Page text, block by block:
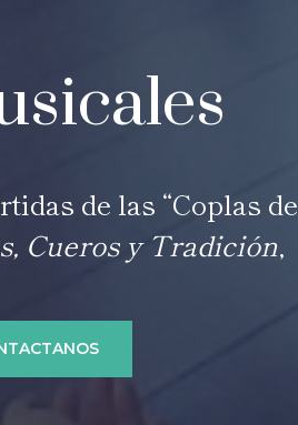
de las “Coplas de
Cueros y Tradición,